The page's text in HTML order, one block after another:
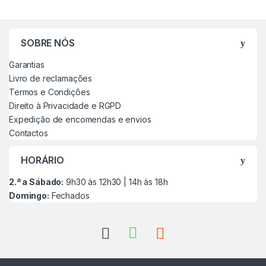
SOBRE NÓS
Garantias
Livro de reclamações
Termos e Condições
Direito à Privacidade e RGPD
Expedição de encomendas e envios
Contactos
HORÁRIO
2.ª a Sábado: 9h30 às 12h30 | 14h às 18h
Domingo: Fechados